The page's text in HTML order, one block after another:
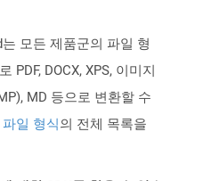
모든 제품군의 파일 형
PDF, DOCX, XPS, 이미지
MD 등으로 변환할 수
일 형식의 전체 목록을